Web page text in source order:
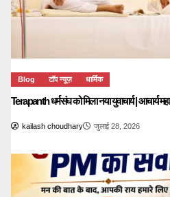
Blog टॉप न्यूज़ धार्मिक
Terapanth धर्मसंघ को मिला नया युवाचार्य | आचार्य
kailash choudhary जुलाई 28, 2026